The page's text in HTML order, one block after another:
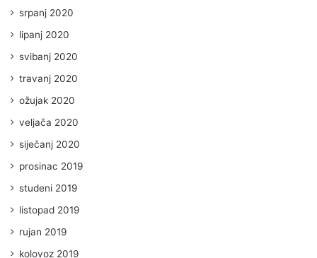
srpanj 2020
lipanj 2020
svibanj 2020
travanj 2020
ožujak 2020
veljača 2020
siječanj 2020
prosinac 2019
studeni 2019
listopad 2019
rujan 2019
kolovoz 2019